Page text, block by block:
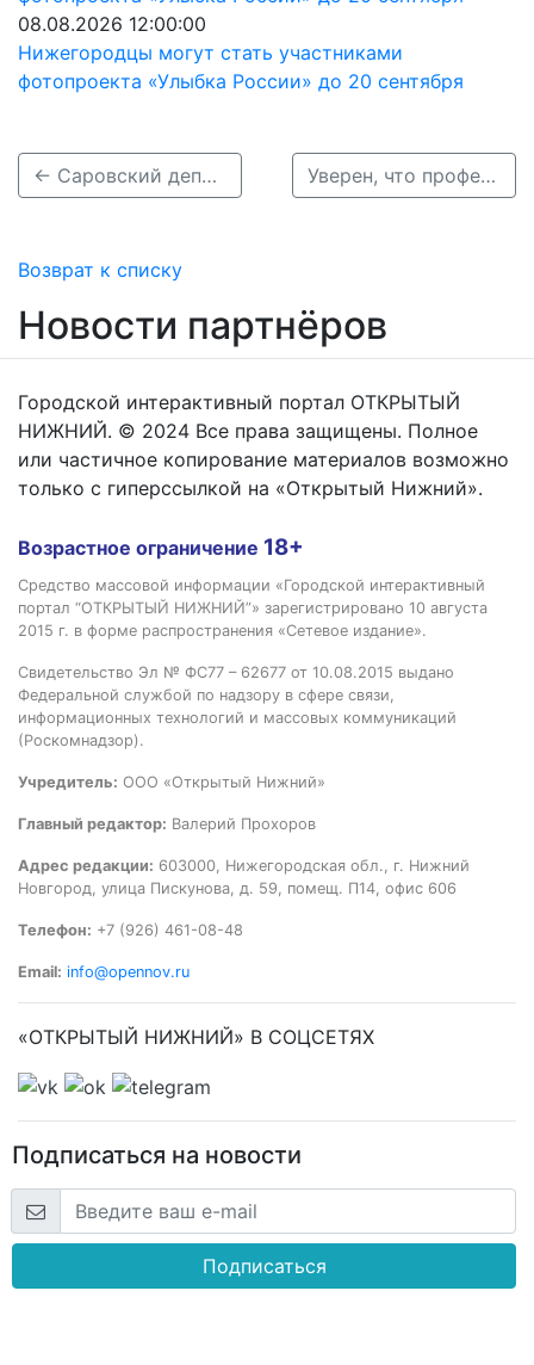
08.08.2026 12:00:00
Нижегородцы могут стать участниками
фотопроекта «Улыбка России» до 20 сентября
← Саровский депутат свалился в реку, сломав мостик Уверен, что профессия учителя будет набирать популярность и педагогическое сообщество будет пополняться молодыми специалистами, – Олег Лавричев →
Возврат к списку
Новости партнёров
Городской интерактивный портал ОТКРЫТЫЙ
НИЖНИЙ. © 2024 Все права защищены. Полное
или частичное копирование материалов возможно
только с гиперссылкой на «Открытый Нижний».
Возрастное ограничение 18+
Средство массовой информации «Городской интерактивный
портал “ОТКРЫТЫЙ НИЖНИЙ”» зарегистрировано 10 августа
2015 г. в форме распространения «Сетевое издание».
Свидетельство Эл № ФС77 – 62677 от 10.08.2015 выдано
Федеральной службой по надзору в сфере связи,
информационных технологий и массовых коммуникаций
(Роскомнадзор).
Учредитель: ООО «Открытый Нижний»
Главный редактор: Валерий Прохоров
Адрес редакции: 603000, Нижегородская обл., г. Нижний
Новгород, улица Пискунова, д. 59, помещ. П14, офис 606
Телефон: +7 (926) 461-08-48
Email: info@opennov.ru
«ОТКРЫТЫЙ НИЖНИЙ» В СОЦСЕТЯХ
Подписаться на новости
Подписаться